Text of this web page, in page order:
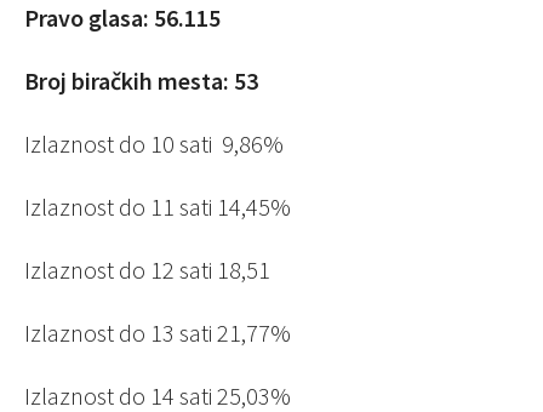
Pravo glasa: 56.115
Broj biračkih mesta: 53
Izlaznost do 10 sati 9,86%
Izlaznost do 11 sati 14,45%
Izlaznost do 12 sati 18,51
Izlaznost do 13 sati 21,77%
Izlaznost do 14 sati 25,03%